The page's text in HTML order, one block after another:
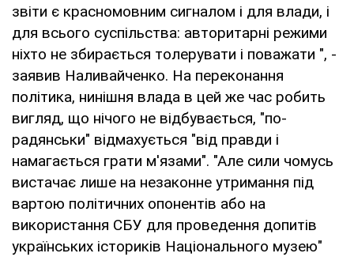
звіти є красномовним сигналом і для влади, і
для всього суспільства: авторитарні режими
ніхто не збирається толерувати і поважати ", -
заявив Наливайченко. На переконання
політика, нинішня влада в цей же час робить
вигляд, що нічого не відбувається, "по-
радянськи" відмахується "від правди і
намагається грати м'язами". "Але сили чомусь
вистачає лише на незаконне утримання під
вартою політичних опонентів або на
використання СБУ для проведення допитів
українських істориків Національного музею"